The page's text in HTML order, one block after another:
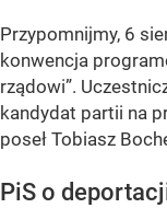
Przypomnijmy, 6
konwencja
rządowi”.
kandydat partii na
poseł Tobiasz
PiS o